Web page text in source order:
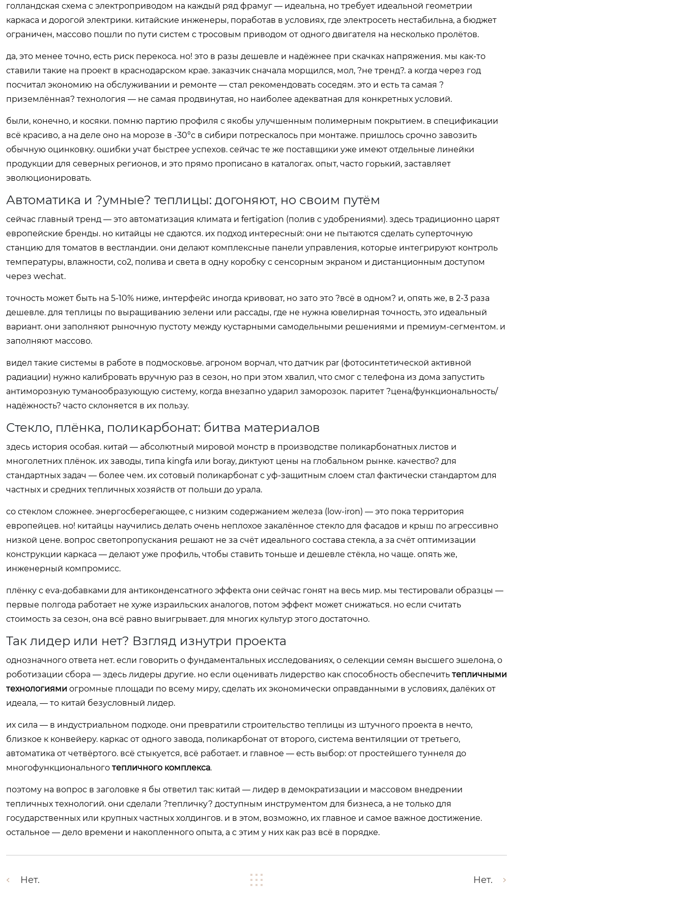
голландская схема с электроприводом на каждый ряд фрамуг — идеальна, но требует идеальной геометрии
каркаса и дорогой электрики. китайские инженеры, поработав в условиях, где электросеть нестабильна, а бюджет
ограничен, массово пошли по пути систем с тросовым приводом от одного двигателя на несколько пролётов.
да, это менее точно, есть риск перекоса. но! это в разы дешевле и надёжнее при скачках напряжения. мы как-то
ставили такие на проект в краснодарском крае. заказчик сначала морщился, мол, ?не тренд?. а когда через год
посчитал экономию на обслуживании и ремонте — стал рекомендовать соседям. это и есть та самая ?
приземлённая? технология — не самая продвинутая, но наиболее адекватная для конкретных условий.
были, конечно, и косяки. помню партию профиля с якобы улучшенным полимерным покрытием. в спецификации
всё красиво, а на деле оно на морозе в -30°с в сибири потрескалось при монтаже. пришлось срочно завозить
обычную оцинковку. ошибки учат быстрее успехов. сейчас те же поставщики уже имеют отдельные линейки
продукции для северных регионов, и это прямо прописано в каталогах. опыт, часто горький, заставляет
эволюционировать.
Автоматика и ?умные? теплицы: догоняют, но своим путём
сейчас главный тренд — это автоматизация климата и fertigation (полив с удобрениями). здесь традиционно царят
европейские бренды. но китайцы не сдаются. их подход интересный: они не пытаются сделать суперточную
станцию для томатов в вестландии. они делают комплексные панели управления, которые интегрируют контроль
температуры, влажности, co2, полива и света в одну коробку с сенсорным экраном и дистанционным доступом
через wechat.
точность может быть на 5-10% ниже, интерфейс иногда кривоват, но зато это ?всё в одном? и, опять же, в 2-3 раза
дешевле. для теплицы по выращиванию зелени или рассады, где не нужна ювелирная точность, это идеальный
вариант. они заполняют рыночную пустоту между кустарными самодельными решениями и премиум-сегментом. и
заполняют массово.
видел такие системы в работе в подмосковье. агроном ворчал, что датчик par (фотосинтетической активной
радиации) нужно калибровать вручную раз в сезон, но при этом хвалил, что смог с телефона из дома запустить
антиморозную туманообразующую систему, когда внезапно ударил заморозок. паритет ?цена/функциональность/
надёжность? часто склоняется в их пользу.
Стекло, плёнка, поликарбонат: битва материалов
здесь история особая. китай — абсолютный мировой монстр в производстве поликарбонатных листов и
многолетних плёнок. их заводы, типа kingfa или boray, диктуют цены на глобальном рынке. качество? для
стандартных задач — более чем. их сотовый поликарбонат с уф-защитным слоем стал фактически стандартом для
частных и средних тепличных хозяйств от польши до урала.
со стеклом сложнее. энергосберегающее, с низким содержанием железа (low-iron) — это пока территория
европейцев. но! китайцы научились делать очень неплохое закалённое стекло для фасадов и крыш по агрессивно
низкой цене. вопрос светопропускания решают не за счёт идеального состава стекла, а за счёт оптимизации
конструкции каркаса — делают уже профиль, чтобы ставить тоньше и дешевле стёкла, но чаще. опять же,
инженерный компромисс.
плёнку с eva-добавками для антиконденсатного эффекта они сейчас гонят на весь мир. мы тестировали образцы —
первые полгода работает не хуже израильских аналогов, потом эффект может снижаться. но если считать
стоимость за сезон, она всё равно выигрывает. для многих культур этого достаточно.
Так лидер или нет? Взгляд изнутри проекта
однозначного ответа нет. если говорить о фундаментальных исследованиях, о селекции семян высшего эшелона, о
роботизации сбора — здесь лидеры другие. но если оценивать лидерство как способность обеспечить тепличными
технологиями огромные площади по всему миру, сделать их экономически оправданными в условиях, далёких от
идеала, — то китай безусловный лидер.
их сила — в индустриальном подходе. они превратили строительство теплицы из штучного проекта в нечто,
близкое к конвейеру. каркас от одного завода, поликарбонат от второго, система вентиляции от третьего,
автоматика от четвёртого. всё стыкуется, всё работает. и главное — есть выбор: от простейшего туннеля до
многофункционального тепличного комплекса.
поэтому на вопрос в заголовке я бы ответил так: китай — лидер в демократизации и массовом внедрении
тепличных технологий. они сделали ?тепличку? доступным инструментом для бизнеса, а не только для
государственных или крупных частных холдингов. и в этом, возможно, их главное и самое важное достижение.
остальное — дело времени и накопленного опыта, а с этим у них как раз всё в порядке.
Нет. Нет.